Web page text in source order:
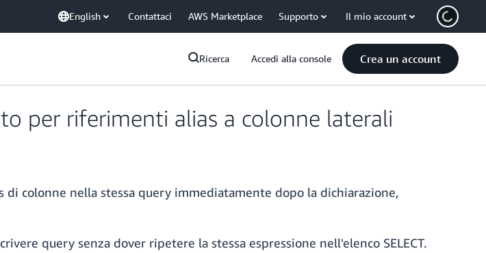
English Contattaci AWS Marketplace Supporto Il mio account
Ricerca Accedi alla console Crea un account
per riferimenti alias a colonne laterali
colonne nella stessa query immediatamente dopo la dichiarazione,
query senza dover ripetere la stessa espressione nell'elenco SELECT.